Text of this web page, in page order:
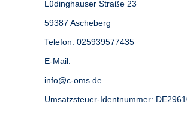
Lüdinghauser Straße 23
59387 Ascheberg
Telefon: 025939577435
E-Mail:
info@c-oms.de
Umsatzsteuer-Identnummer: